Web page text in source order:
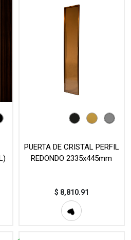
PUERTA DE CRISTAL PERFIL
REDONDO 2335x445mm
$ 8,810.91